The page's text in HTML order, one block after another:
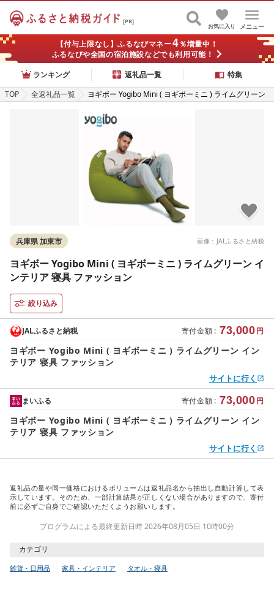
[PR]
メニュー
お気に入り
【付与上限なし】ふるなびマネー4％増量中！
ふるなびや全国の宿泊施設などでも利用可能！
ランキング
返礼品一覧
特集
TOP
全返礼品一覧
ヨギボー Yogibo Mini ( ヨギボーミニ ) ライムグリーン
画像：JALふるさと納税
兵庫県 加東市
ヨギボー Yogibo Mini ( ヨギボーミニ ) ライムグリーン イ
ンテリア 寝具 ファッション
絞り込み
寄付金額 : 73,000円
JALふるさと納税
ヨギボー Yogibo Mini ( ヨギボーミニ ) ライムグリーン イン
テリア 寝具 ファッション
サイトに行く
寄付金額 : 73,000円
まいふる
ヨギボー Yogibo Mini ( ヨギボーミニ ) ライムグリーン イン
テリア 寝具 ファッション
サイトに行く
返礼品の量や同一価格におけるボリュームは返礼品名から抽出し自動計算して表
示しています。そのため、一部計算結果が正しくない場合がありますので、寄付
前に必ずご自身でご確認いただくようお願いします。
プログラムによる最終更新日時 2026年08月05日 10時00分
カテゴリ
雑貨・日用品 家具・インテリア タオル・寝具